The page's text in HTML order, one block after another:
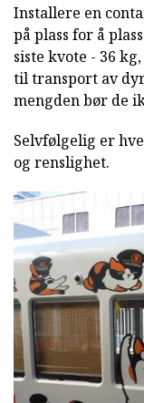
Installere en
på plass for å
siste kvote - 36
til transport av
mengden bør de
Selvfølgelig er
og renslighet.